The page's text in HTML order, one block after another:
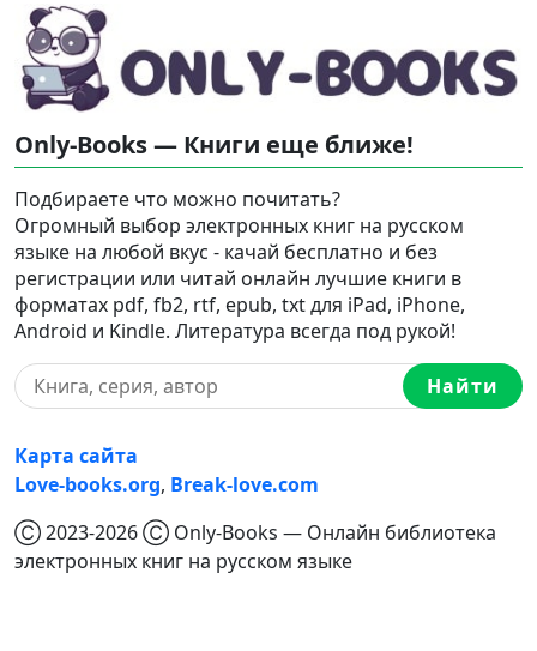
Only-Books — Книги еще ближе!
Подбираете что можно почитать?
Огромный выбор электронных книг на русском
языке на любой вкус - качай бесплатно и без
регистрации или читай онлайн лучшие книги в
форматах pdf, fb2, rtf, epub, txt для iPad, iPhone,
Android и Kindle. Литература всегда под рукой!
Найти
Карта сайта
Love-books.org, Break-love.com
Ⓒ 2023-2026 Ⓒ Only-Books — Онлайн библиотека
электронных книг на русском языке